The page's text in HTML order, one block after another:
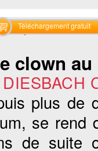
Téléchargement gratuit
clown
plus de
se rend
de suite